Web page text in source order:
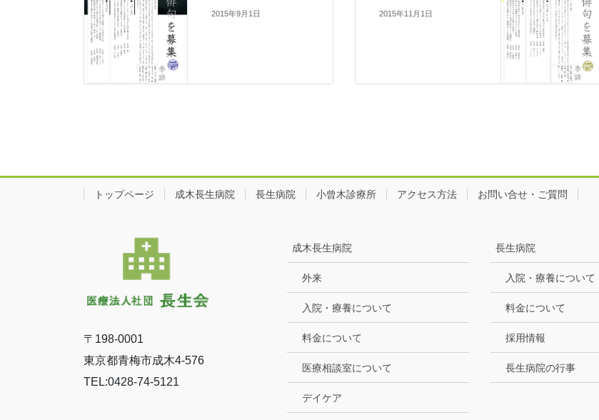
2015年9月1日 2015年11月1日
トップページ 成木長生病院 長生病院 小曾木診療所 アクセス方法 お問い合せ・ご質問
〒198-0001
東京都青梅市成木4-576
TEL:0428-74-5121
成木長生病院
外来
入院・療養について
料金について
医療相談室について
デイケア
長生病院
入院・療養について
料金について
採用情報
長生病院の行事